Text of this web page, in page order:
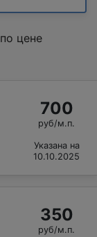
по цене
700
руб/м.п.
Указана на
10.10.2025
350
руб/м.п.